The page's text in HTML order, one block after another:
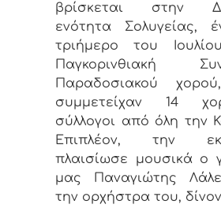
βρίσκεται στην
ενότητα Σολυγείας,
τριήμερο του
Παγκορινθιακή
Παραδοσιακού
συμμετείχαν 14
σύλλογοι από όλη την
Επιπλέον, την
πλαισίωσε μουσικά ο
μας Παναγιώτης
την ορχήστρα του,